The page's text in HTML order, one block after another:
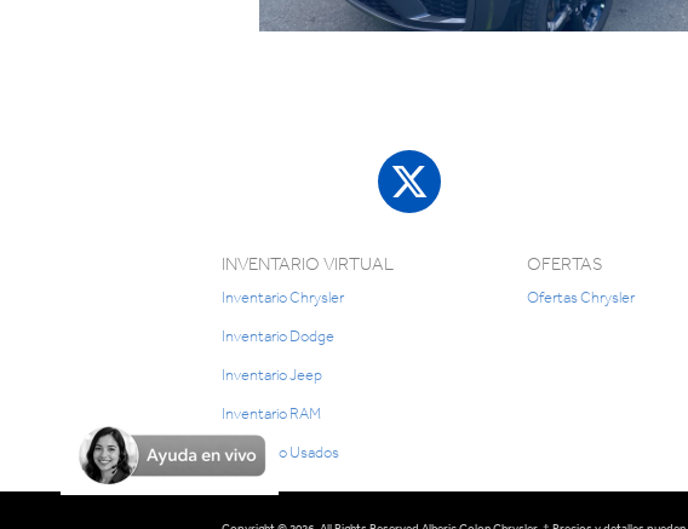
INVENTARIO VIRTUAL
Inventario Chrysler
Inventario Dodge
Inventario Jeep
Inventario RAM
Inventario Usados
OFERTAS
Ofertas Chrysler